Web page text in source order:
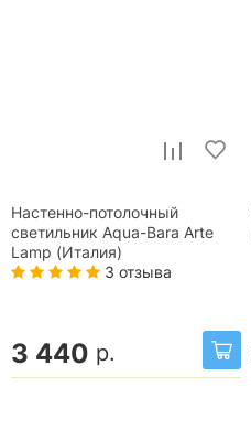
Настенно-потолочный
светильник Aqua-Bara Arte
Lamp (Италия)
3 отзыва
3 440 р.